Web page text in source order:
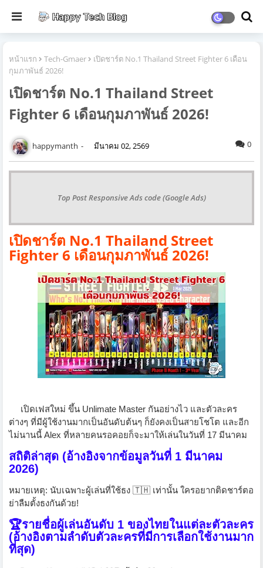
หน้าแรก Tech-Gmaer
เปิดชาร์ต No.1 Thailand Street Fighter 6 เดือน
กุมภาพันธ์ 2026!
เปิดชาร์ต No.1 Thailand Street
Fighter 6 เดือนกุมภาพันธ์ 2026!
happymanth มีนาคม 02, 2569 0
Top Post Responsive Ads code (Google Ads)
เปิดชาร์ต No.1 Thailand Street
Fighter 6 เดือนกุมภาพันธ์ 2026!
เปิดเฟสใหม่ ขึ้น Unlimate Master กันอย่างไว และตัวละคร
ต่างๆ ที่มีผู้ใช้งานมากเป็นอันดับต้นๆ ก็ยังคงเป็นสายโชโต และอีก
ไม่นานนี้ Alex ที่หลายคนรอคอยก็จะมาให้เล่นในวันที่ 17 มีนาคม
สถิติล่าสุด (อ้างอิงจากข้อมูลวันที่ 1 มีนาคม
2026)
หมายเหตุ: นับเฉพาะผู้เล่นที่ใช้ธง 🇹🇭 เท่านั้น ใครอยากติดชาร์ตอ
ย่าลืมตั้งธงกันด้วย!
🏆รายชื่อผู้เล่นอันดับ 1 ของไทยในแต่ละตัวละคร
(อ้างอิงตามลำดับตัวละครที่มีการเลือกใช้งานมาก
ที่สุด)